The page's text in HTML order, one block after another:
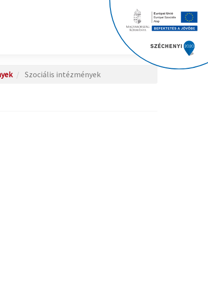
Szociális intézmények